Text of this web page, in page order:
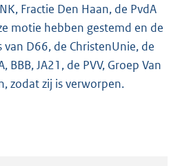
Fractie Den Haan, de PvdA
motie hebben gestemd en de
D66, de ChristenUnie, de
BBB, JA21, de PVV, Groep Van
zodat zij is verworpen.